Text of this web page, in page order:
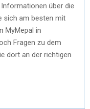
über die
sich am besten mit
MyMepal in
Fragen zu dem
dort an der richtigen